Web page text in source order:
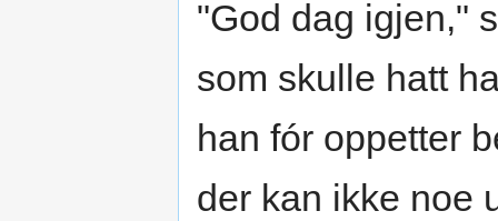
"God dag igjen,"
som skulle hatt
han fór oppetter
der kan ikke noe